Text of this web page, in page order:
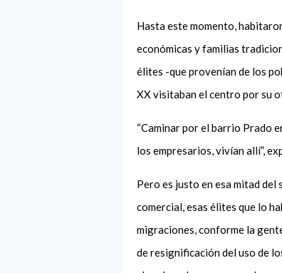
Hasta este momento,
económicas y familias
élites -que provenían de los
XX visitaban el centro por su
“Caminar por el barrio Prado
los empresarios, vivían allí”,
Pero es justo en esa mitad
comercial, esas élites que lo
migraciones, conforme la
de resignificación del uso de